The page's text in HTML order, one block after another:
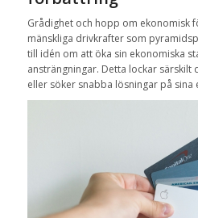
Grådighet och hopp om ekonomisk
mänskliga drivkrafter som
till idén om att öka sin ekonomiska
ansträngningar. Detta lockar särskilt
eller söker snabba lösningar på sina